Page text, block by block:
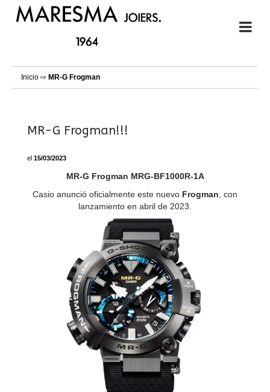
Inicio ⇨ MR-G Frogman
MR-G Frogman!!!
el 15/03/2023
MR-G Frogman MRG-BF1000R-1A
Casio anunció oficialmente este nuevo Frogman , con
lanzamiento en abril de 2023.